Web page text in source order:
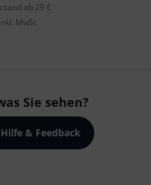
ab 29 €
MwSt.
Sie sehen?
Hilfe & Feedback